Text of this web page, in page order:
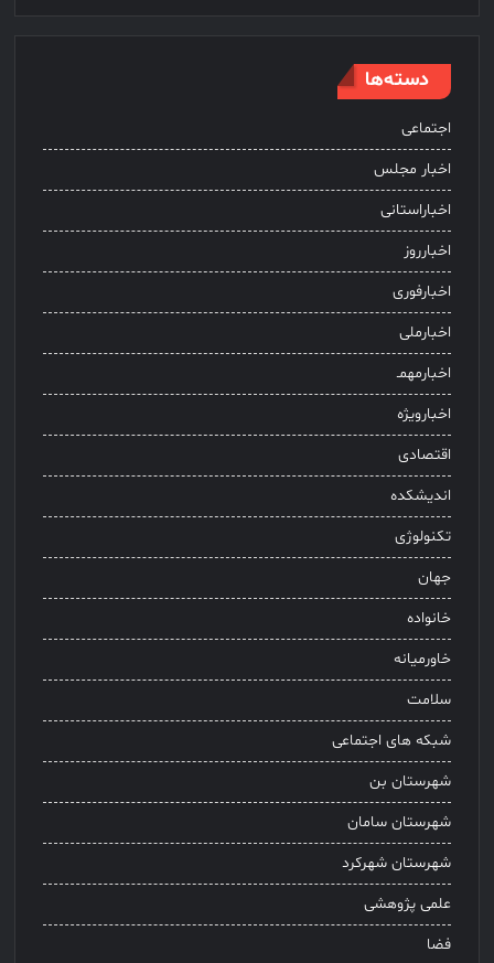
دسته‌ها
اجتماعی
اخبار مجلس
اخباراستانی
اخبارروز
اخبارفوری
اخبارملی
اخبارمهمـ
اخبارویژه
اقتصادی
اندیشکده
تکنولوژی
جهان
خانواده
خاورمیانه
سلامت
شبکه های اجتماعی
شهرستان بن
شهرستان سامان
شهرستان شهرکرد
علمی پژوهشی
فضا